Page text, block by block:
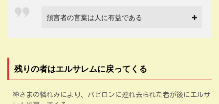
預言者の言葉は人に有益である
残りの者はエルサレムに戻ってくる
神さまの憐れみにより、バビロンに連れ去られた者が後にエルサ